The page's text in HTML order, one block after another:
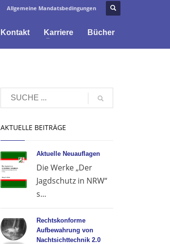
Allgemeine Mandatsbedingungen
Kontakt Karriere Bücher
AKTUELLE BEITRÄGE
Aktuelle Neuauflagen
Die Werke „Der
Jagdschutz in NRW“
s...
Rechtskonforme
Aufbewahrung von
Nachtsichttechnik 2.0